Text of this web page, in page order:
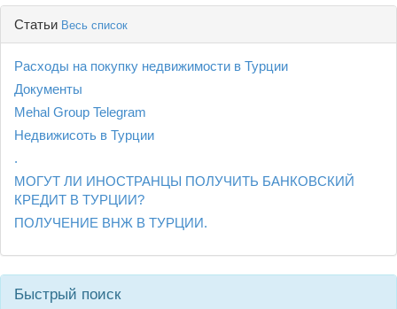
Статьи Весь список
Расходы на покупку недвижимости в Турции
Документы
Mehal Group Telegram
Недвижисоть в Турции
.
МОГУТ ЛИ ИНОСТРАНЦЫ ПОЛУЧИТЬ БАНКОВСКИЙ
КРЕДИТ В ТУРЦИИ?
ПОЛУЧЕНИЕ ВНЖ В ТУРЦИИ.
Быстрый поиск